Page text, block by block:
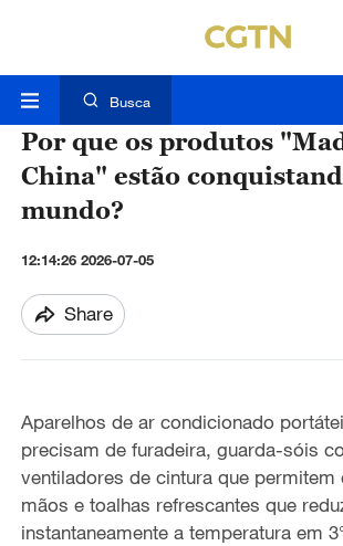
Busca
Por que os produtos
China" estão
mundo?
12:14:26 2026-07-05
Share
Aparelhos de ar condicionado
precisam de furadeira, guarda-sóis
ventiladores de cintura que permitem
mãos e toalhas refrescantes que
instantaneamente a temperatura em